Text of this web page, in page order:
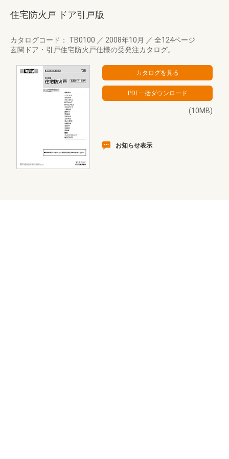
住宅防火戸 ドア引戸版
カタログコード： TB0100 ／ 2008年10月 ／ 全124ページ
玄関ドア・引戸住宅防火戸仕様の受発注カタログ。
(10MB)
お知らせ表示